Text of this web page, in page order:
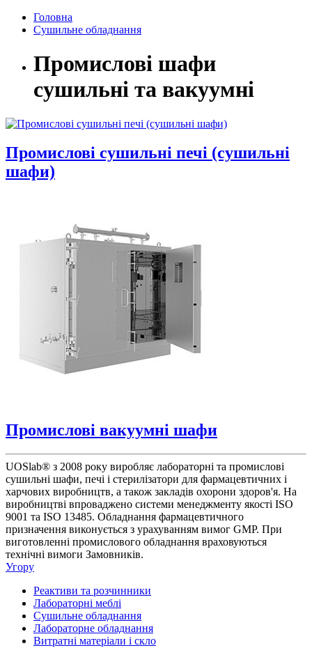
Головна
Сушильне обладнання
Промислові шафи
сушильні та вакуумні
Промислові сушильні печі (сушильні
шафи)
Промислові вакуумні шафи
UOSlab® з 2008 року виробляє лабораторні та промислові
сушильні шафи, печі і стерилізатори для фармацевтичних і
харчових виробництв, а також закладів охорони здоров'я. На
виробництві впроваджено системи менеджменту якості ISO
9001 та ISO 13485. Обладнання фармацевтичного
призначення виконується з урахуванням вимог GMP. При
виготовленні промислового обладнання враховуються
технічні вимоги Замовників.
Угору
Реактиви та розчинники
Лабораторні меблі
Сушильне обладнання
Лабораторне обладнання
Витратні матеріали і скло